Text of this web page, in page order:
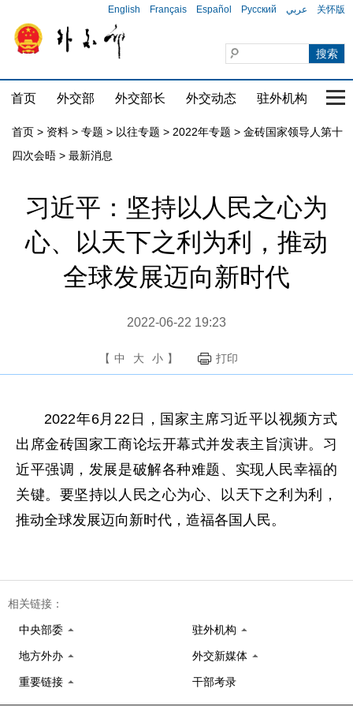
English Français Español Русский عربي 关怀版
首页 外交部 外交部长 外交动态 驻外机构 国
首页 > 资料 > 专题 > 以往专题 > 2022年专题 > 金砖国家领导人第十
四次会晤 > 最新消息
习近平：坚持以人民之心为
心、以天下之利为利，推动
全球发展迈向新时代
2022-06-22 19:23
【 中 大 小 】 打印
2022年6月22日，国家主席习近平以视频方式
出席金砖国家工商论坛开幕式并发表主旨演讲。习
近平强调，发展是破解各种难题、实现人民幸福的
关键。要坚持以人民之心为心、以天下之利为利，
推动全球发展迈向新时代，造福各国人民。
相关链接：
中央部委 驻外机构
地方外办 外交新媒体
重要链接 干部考录